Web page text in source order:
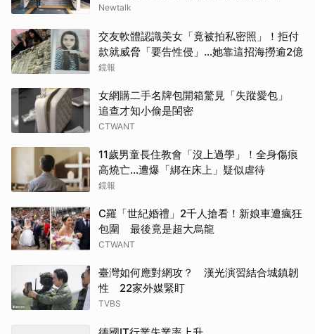
Newtalk
交友軟體認識美女「竟被拍私密照」！拒付
款就威脅「要告性侵」…她靠這招海撈逾2億
鏡報
女網購二手名牌包開箱驚見「失蹤愛包」
追查才知小偷是閨密
CTWANT
11歲男童長住教會「沒上過學」！全身傷痕
高燒亡…遭爆「綁在床上」疑似虐待
鏡報
C羅「世紀婚禮」2千人搶看！新娘車遭瘋狂
包圍 最後竟是超大烏龍
CTWANT
臺灣如何應對網攻？ 漢光演習結合城鎮韌
性 22家外媒緊盯
TVBS